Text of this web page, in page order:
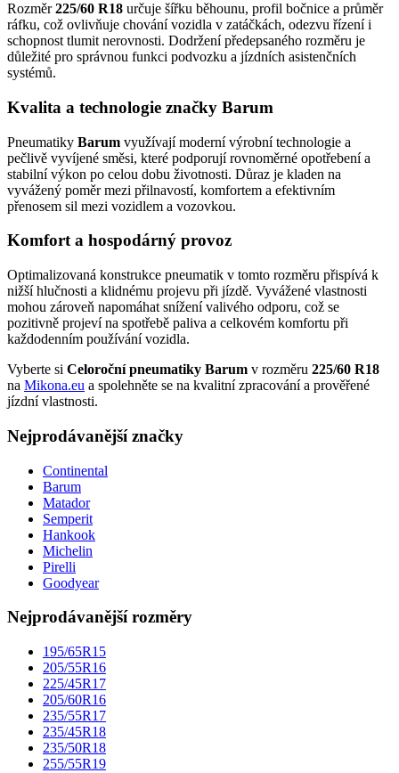
Rozměr225/60 R18 určuje šířku běhounu, profil bočnice a průměr
ráfku, což ovlivňuje chování vozidla v zatáčkách, odezvu řízení i
schopnost tlumit nerovnosti. Dodržení předepsaného rozměru je
důležité pro správnou funkci podvozku a jízdních asistenčních
systémů.
Kvalita a technologie značky Barum
Pneumatiky Barum využívají moderní výrobní technologie a
pečlivě vyvíjené směsi, které podporují rovnoměrné opotřebení a
stabilní výkon po celou dobu životnosti. Důraz je kladen na
vyvážený poměr mezi přilnavostí, komfortem a efektivním
přenosem sil mezi vozidlem a vozovkou.
Komfort a hospodárný provoz
Optimalizovaná konstrukce pneumatik v tomto rozměru přispívá k
nižší hlučnosti a klidnému projevu při jízdě. Vyvážené vlastnosti
mohou zároveň napomáhat snížení valivého odporu, což se
pozitivně projeví na spotřebě paliva a celkovém komfortu při
každodenním používání vozidla.
Vyberte si Celoroční pneumatiky Barum v rozměru 225/60 R18
na Mikona.eu a spolehněte se na kvalitní zpracování a prověřené
jízdní vlastnosti.
Nejprodávanější značky
Continental
Barum
Matador
Semperit
Hankook
Michelin
Pirelli
Goodyear
Nejprodávanější rozměry
195/65R15
205/55R16
225/45R17
205/60R16
235/55R17
235/45R18
235/50R18
255/55R19